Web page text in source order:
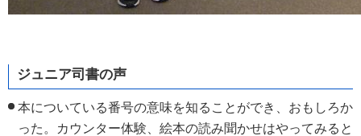
ジュニア司書の声
本についている番号の意味を知ることができ、おもしろか
った。カウンター体験、絵本の読み聞かせはやってみると